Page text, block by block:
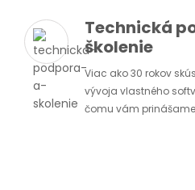
Technická
školenie
Viac ako 30 rokov
vývoja vlastného
čomu vám